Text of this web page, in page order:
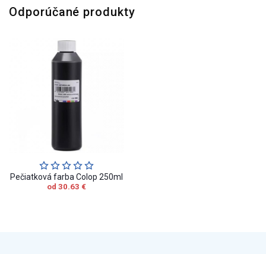
Odporúčané produkty
Pečiatková farba Colop 250ml
od 30.63 €